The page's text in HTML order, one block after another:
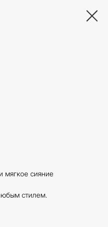
мягкое сияние
стилем.